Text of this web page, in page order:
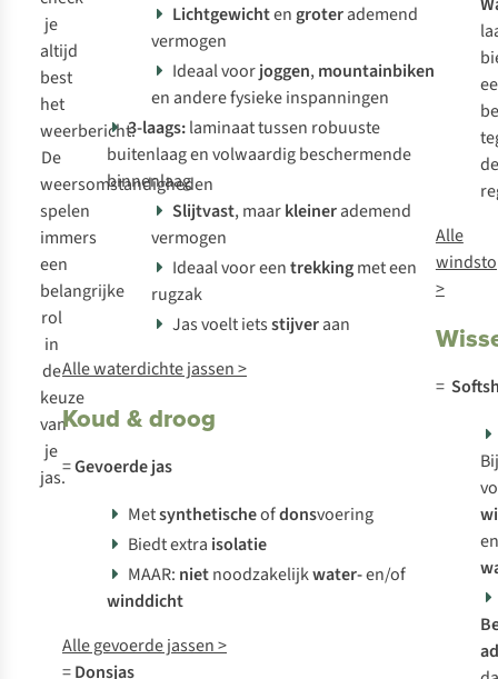
je
altijd
best
het
weerbericht.
De
weersomstandigheden
spelen
immers
een
belangrijke
rol
in
de
keuze
van
je
jas.
Lichtgewichten groterademend
vermogen
Ideaal voorjoggen,mountainbiken
en andere fysieke inspanningen
3-laags:laminaat tussen robuuste
buitenlaag en volwaardig beschermende
binnenlaag
Slijtvast, maarkleinerademend
vermogen
Ideaal voor eentrekkingmet een
rugzak
Jas voelt ietsstijveraan
Alle waterdichte jassen >
Koud & droog
=Gevoerde jas
Metsynthetischeofdonsvoering
Biedt extra isolatie
MAAR: nietnoodzakelijkwater-en/of
winddicht
Alle gevoerde jassen >
=Donsjas
de
Alle
>
=
en